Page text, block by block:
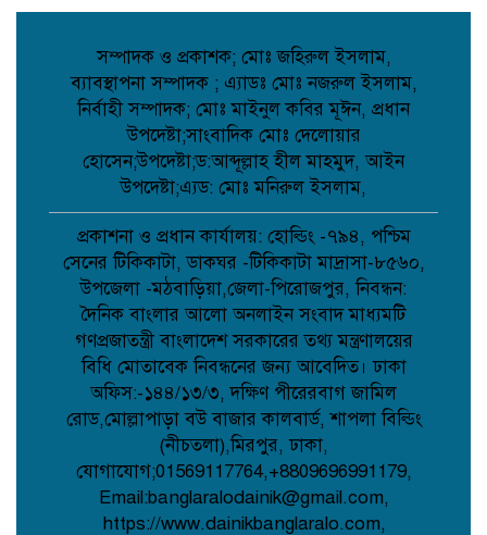
বিএনপির আনন্দ ও বিজয় মিছিল;
আত্রাইয়ে বান্দাইখাড়া টেকনিক্যাল অ্যান্ড
বিএম কলেজে জুলাই গণঅভ্যুত্থান দিবস
পালিত;
পোরশায় শহিদ পরিবার ও জুলাই যোদ্ধাদের
সংবর্ধনা;
আত্রাইয়ে জুলাই গণঅভ্যুত্থান দিবসে
স্মৃতিচারণ জুলাই যোদ্ধাদের সংবর্ধনা ও
আলোচনা সভা অনুষ্ঠিত ;
ডাসারে কাঠের ফার্নিচারে কাজ করতে গিয়ে
বিস্ফোরণে শিশুর মৃত্যু;
সেবা’র নতুন উপদেষ্টা মনোনীত হলেন
মালয়েশিয়া প্রবাসী ব্যবসায়ী এম আলী
সম্পাদক ও প্রকাশক; মোঃ জহিরুল ইসলাম,
ব্যাবস্থাপনা সম্পাদক ; এ্যাডঃ মোঃ নজরুল ইসলাম,
নির্বাহী সম্পাদক; মোঃ মাইনুল কবির মূঈন, প্রধান
উপদেষ্টা;সাংবাদিক মোঃ দেলোয়ার
হোসেন;উপদেষ্টা;ড:আব্দূল্লাহ হীল মাহমুদ, আইন
উপদেষ্টা;এ্যড: মোঃ মনিরুল ইসলাম,
প্রকাশনা ও প্রধান কার্যালয়: হোল্ডিং -৭৯৪, পশ্চিম
সেনের টিকিকাটা, ডাকঘর -টিকিকাটা মাদ্রাসা-৮৫৬০,
উপজেলা -মঠবাড়িয়া,জেলা-পিরোজপুর, নিবন্ধন:
দৈনিক বাংলার আলো অনলাইন সংবাদ মাধ্যমটি
গণপ্রজাতন্ত্রী বাংলাদেশ সরকারের তথ্য মন্ত্রণালয়ের
বিধি মোতাবেক নিবন্ধনের জন্য আবেদিত। ঢাকা
অফিস:-১৪৪/১৩/৩, দক্ষিণ পীরেরবাগ জামিল
রোড,মোল্লাপাড়া বউ বাজার কালবার্ড, শাপলা বিল্ডিং
(নীচতলা),মিরপুর, ঢাকা,
যোগাযোগ;01569117764,+8809696991179,
Email:banglaralodainik@gmail.com,
https://www.dainikbanglaralo.com,